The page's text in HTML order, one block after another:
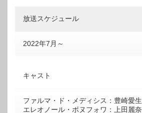
放送スケジュール
2022年7月～
キャスト
ファルマ・ド・メディシス：豊崎愛生
エレオノール・ボヌフォワ：上田麗奈